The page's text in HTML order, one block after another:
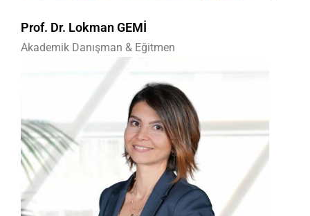
Prof. Dr. Lokman GEMİ
Akademik Danışman & Eğitmen